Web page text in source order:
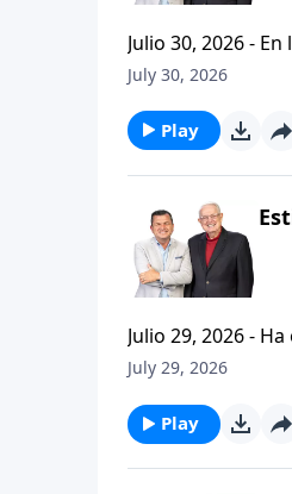
Julio 30, 2026 -
permanezcan
del mensaje que
July 30, 2026
Play
Julio 29, 2026 -
que se refiere la
capitulo de 2
AFLIGIDO.
July 29, 2026
Play